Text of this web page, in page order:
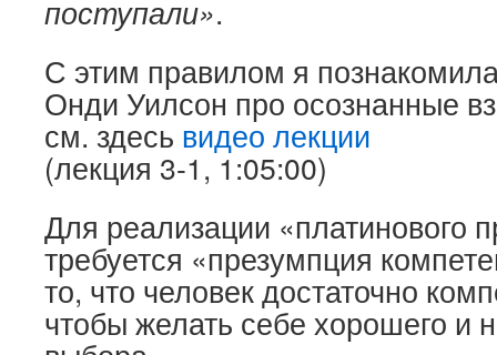
поступали».
С этим правилом я
Онди Уилсон про осознанные
см. здесь видео лекции
(лекция 3-1, 1:05:00)
Для реализации «платинового
требуется «презумпция
то, что человек достаточно
чтобы желать себе хорошего и